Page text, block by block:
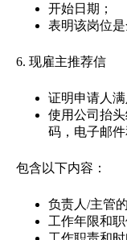
开始日期；
表明该岗位是
6. 现雇主推荐信
证明申请人
使用公司抬
码，电子邮件
包含以下内容：
负责人/主管
工作年限和职